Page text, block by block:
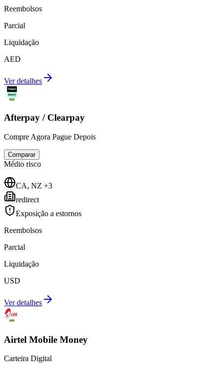
Reembolsos
Parcial
Liquidação
AED
Ver detalhes
Afterpay / Clearpay
Compre Agora Pague Depois
Comparar
Médio risco
CA, NZ +3
redirect
Exposição a estornos
Reembolsos
Parcial
Liquidação
USD
Ver detalhes
Airtel Mobile Money
Carteira Digital